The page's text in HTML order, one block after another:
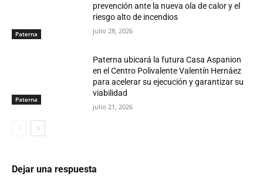
Paterna
prevención ante la nueva ola de calor y el
riesgo alto de incendios
julio 28, 2026
Paterna
Paterna ubicará la futura Casa Aspanion
en el Centro Polivalente Valentín Hernáez
para acelerar su ejecución y garantizar su
viabilidad
julio 21, 2026
Dejar una respuesta